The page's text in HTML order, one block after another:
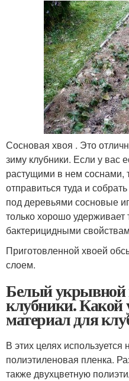
Сосновая хвоя . Это
зиму клубники. Если у вас
растущими в нем соснами,
отправиться туда и
под деревьями сосновые
только хорошо удерживает
бактерицидными
Приготовленной хвоей
слоем.
Белый укрывной
клубники.
материал для
В этих целях
полиэтиленовая пленка.
также двухцветную